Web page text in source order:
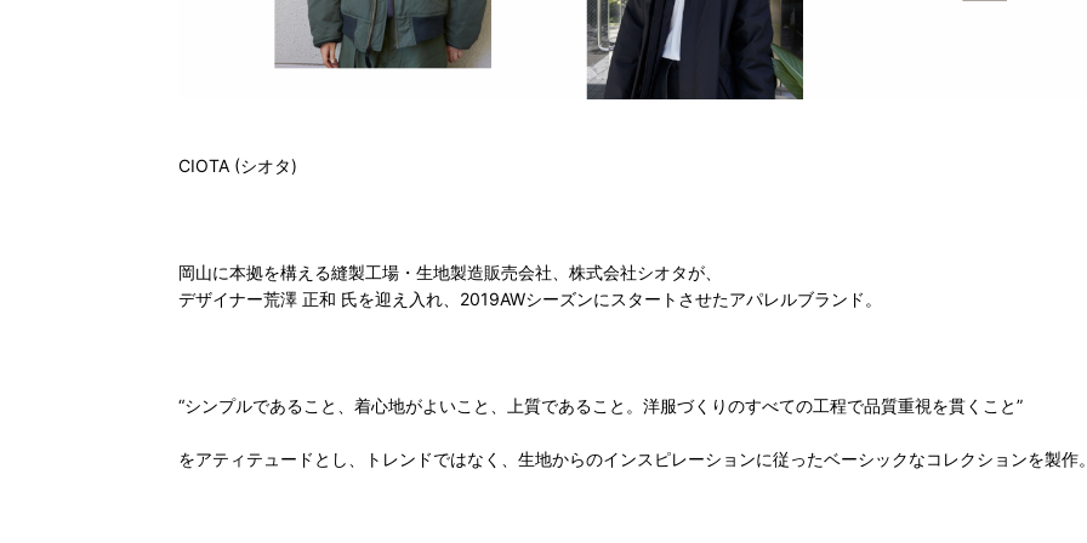
CIOTA (シオタ)
岡山に本拠を構える縫製工場・生地製造販売会社、株式会社シオタが、
デザイナー荒澤 正和 氏を迎え入れ、2019AWシーズンにスタートさせたアパレルブランド。
“シンプルであること、着心地がよいこと、上質であること。洋服づくりのすべての工程で品質重視を貫くこと”
をアティテュードとし、トレンドではなく、生地からのインスピレーションに従ったベーシックなコレクションを製作